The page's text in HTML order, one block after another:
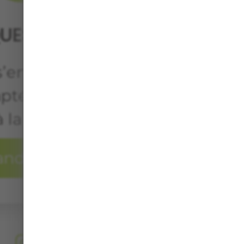
?
à vous apporter
à votre projet, de
la réalisation.
un devis